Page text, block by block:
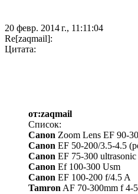
20 февр. 2014 г., 11:11:04
Re[zaqmail]:
Цитата:
от:zaqmail
Список:
Canon Zoom Lens EF 90-
Canon EF 50-200/3.5-4.5
Canon EF 75-300 ultrasonic
Canon Ef 100-300 Usm
Canon EF 100-200 f/4.5 A
Tamron AF 70-300mm f 4-